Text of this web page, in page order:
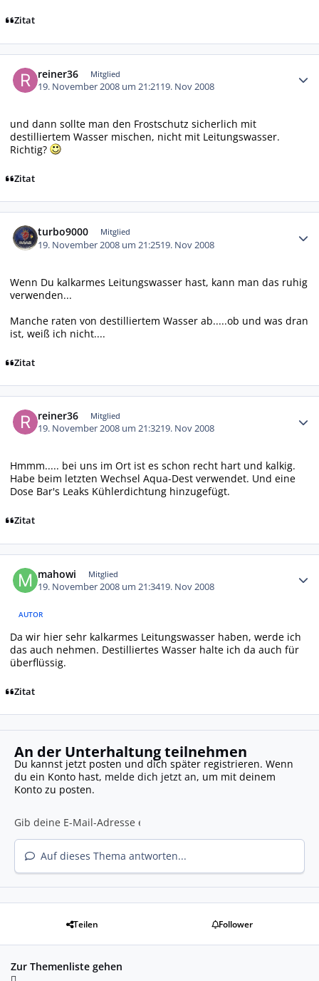
Zitat
reiner36 Mitglied
19. November 2008 um 21:2119. Nov 2008
und dann sollte man den Frostschutz sicherlich mit
destilliertem Wasser mischen, nicht mit Leitungswasser.
Richtig?
Zitat
turbo9000 Mitglied
19. November 2008 um 21:2519. Nov 2008
Wenn Du kalkarmes Leitungswasser hast, kann man das ruhig
verwenden...
Manche raten von destilliertem Wasser ab.....ob und was dran
ist, weiß ich nicht....
Zitat
reiner36 Mitglied
19. November 2008 um 21:3219. Nov 2008
Hmmm..... bei uns im Ort ist es schon recht hart und kalkig.
Habe beim letzten Wechsel Aqua-Dest verwendet. Und eine
Dose Bar's Leaks Kühlerdichtung hinzugefügt.
Zitat
mahowi Mitglied
19. November 2008 um 21:3419. Nov 2008
AUTOR
Da wir hier sehr kalkarmes Leitungswasser haben, werde ich
das auch nehmen. Destilliertes Wasser halte ich da auch für
überflüssig.
Zitat
An der Unterhaltung teilnehmen
Du kannst jetzt posten und dich später registrieren. Wenn
du ein Konto hast, melde dich jetzt an, um mit deinem
Konto zu posten.
Auf dieses Thema antworten...
Teilen Follower
Zur Themenliste gehen